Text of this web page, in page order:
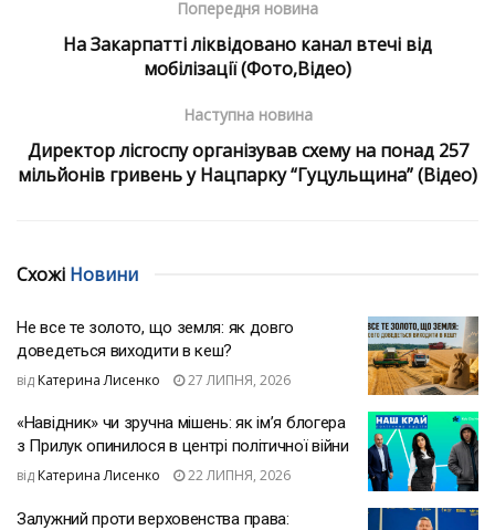
Попередня новина
На Закарпатті ліквідовано канал втечі від
мобілізації (Фото,Відео)
Наступна новина
Директор лісгоспу організував схему на понад 257
мільйонів гривень у Нацпарку “Гуцульщина” (Відео)
Схожі Новини
Не все те золото, що земля: як довго
доведеться виходити в кеш?
від Катерина Лисенко 27 ЛИПНЯ, 2026
«Навідник» чи зручна мішень: як ім’я блогера
з Прилук опинилося в центрі політичної війни
від Катерина Лисенко 22 ЛИПНЯ, 2026
Залужний проти верховенства права: